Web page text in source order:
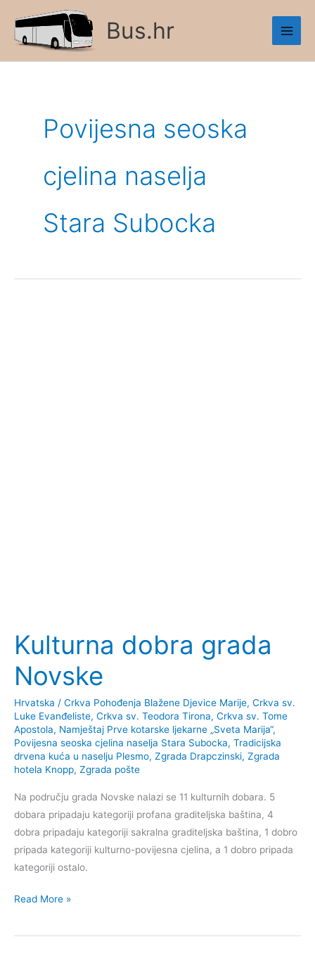
content
Bus.hr
Povijesna seoska
cjelina naselja
Stara Subocka
Kulturna dobra grada
Novske
Hrvatska / Crkva Pohođenja Blažene Djevice Marije, Crkva sv.
Luke Evanđeliste, Crkva sv. Teodora Tirona, Crkva sv. Tome
Apostola, Namještaj Prve kotarske ljekarne „Sveta Marija“,
Povijesna seoska cjelina naselja Stara Subocka, Tradicijska
drvena kuća u naselju Plesmo, Zgrada Drapczinski, Zgrada
hotela Knopp, Zgrada pošte
Na području grada Novske nalazi se 11 kulturnih dobara. 5
dobara pripadaju kategoriji profana graditeljska baština, 4
dobra pripadaju kategoriji sakralna graditeljska baština, 1 dobro
pripada kategoriji kulturno-povijesna cjelina, a 1 dobro pripada
kategoriji ostalo.
Kulturna
grada
Read More »